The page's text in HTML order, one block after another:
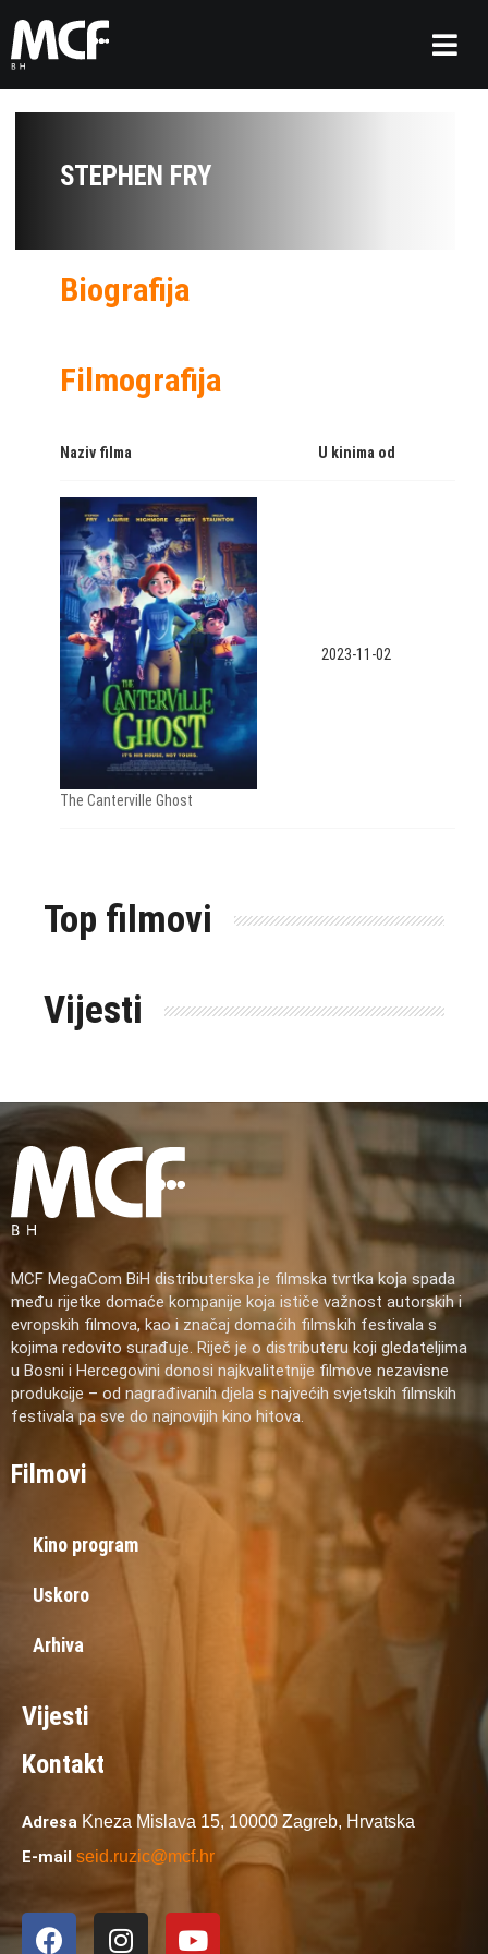
STEPHEN FRY
Biografija
Filmografija
Naziv filma U kinima od
The Canterville Ghost
2023-11-02
Top filmovi
Vijesti
MCF MegaCom BiH distributerska je filmska tvrtka koja spada
među rijetke domaće kompanije koja ističe važnost autorskih i
evropskih filmova, kao i značaj domaćih filmskih festivala s
kojima redovito surađuje. Riječ je o distributeru koji gledateljima
u Bosni i Hercegovini donosi najkvalitetnije filmove nezavisne
produkcije – od nagrađivanih djela s najvećih svjetskih filmskih
festivala pa sve do najnovijih kino hitova.
Filmovi
Kino program
Uskoro
Arhiva
Vijesti
Kontakt
Adresa Kneza Mislava 15, 10000 Zagreb, Hrvatska
E-mail seid.ruzic@mcf.hr